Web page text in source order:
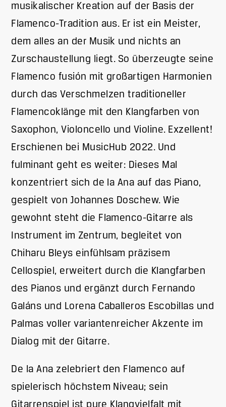
musikalischer Kreation auf der Basis der
Flamenco-Tradition aus. Er ist ein Meister,
dem alles an der Musik und nichts an
Zurschaustellung liegt. So überzeugte seine
Flamenco fusión mit großartigen Harmonien
durch das Verschmelzen traditioneller
Flamencoklänge mit den Klangfarben von
Saxophon, Violoncello und Violine. Exzellent!
Erschienen bei MusicHub 2022. Und
fulminant geht es weiter: Dieses Mal
konzentriert sich de la Ana auf das Piano,
gespielt von Johannes Doschew. Wie
gewohnt steht die Flamenco-Gitarre als
Instrument im Zentrum, begleitet von
Chiharu Bleys einfühlsam präzisem
Cellospiel, erweitert durch die Klangfarben
des Pianos und ergänzt durch Fernando
Galáns und Lorena Caballeros Escobillas und
Palmas voller variantenreicher Akzente im
Dialog mit der Gitarre.
De la Ana zelebriert den Flamenco auf
spielerisch höchstem Niveau; sein